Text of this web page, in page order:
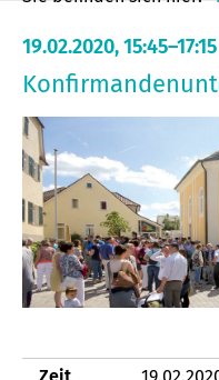
19.02.2020, 15:45–17:15